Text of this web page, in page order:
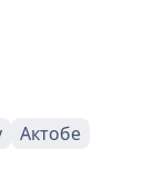
Актобе